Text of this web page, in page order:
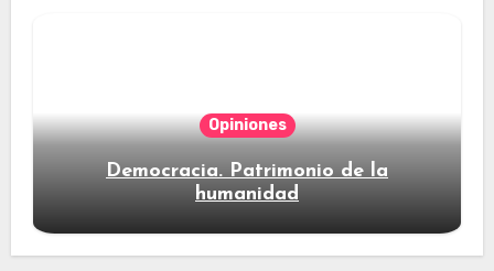
Opiniones
Democracia. Patrimonio de la
humanidad